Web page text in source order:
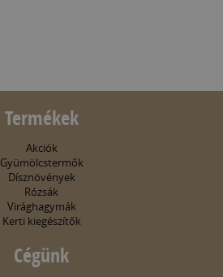
Termékek
Akciók
Gyümölcstermők
Dísznövények
Rózsák
Virághagymák
Kerti kiegészítők
Cégünk